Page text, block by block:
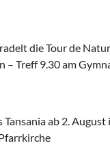
die Tour de
– Treff 9.30 am
ab 2. August